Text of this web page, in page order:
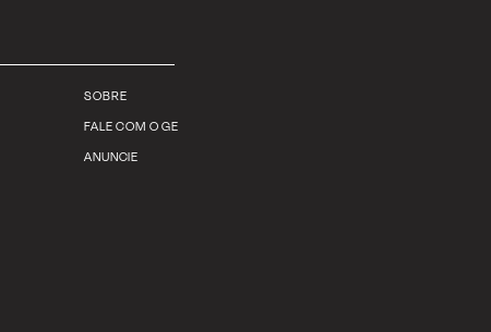
SOBRE
FALE COM O GE
ANUNCIE